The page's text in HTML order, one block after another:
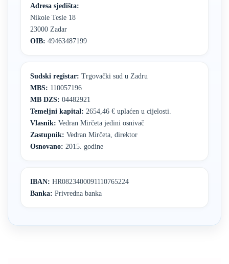
Adresa sjedišta:
Nikole Tesle 18
23000 Zadar
OIB: 49463487199
Sudski registar: Trgovački sud u Zadru
MBS: 110057196
MB DZS: 04482921
Temeljni kapital: 2654,46 € uplaćen u cijelosti.
Vlasnik: Vedran Mirčeta jedini osnivač
Zastupnik: Vedran Mirčeta, direktor
Osnovano: 2015. godine
IBAN: HR0823400091110765224
Banka: Privredna banka